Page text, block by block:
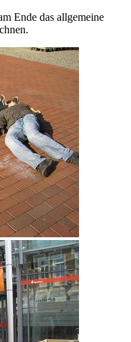
Ende das allgemeine